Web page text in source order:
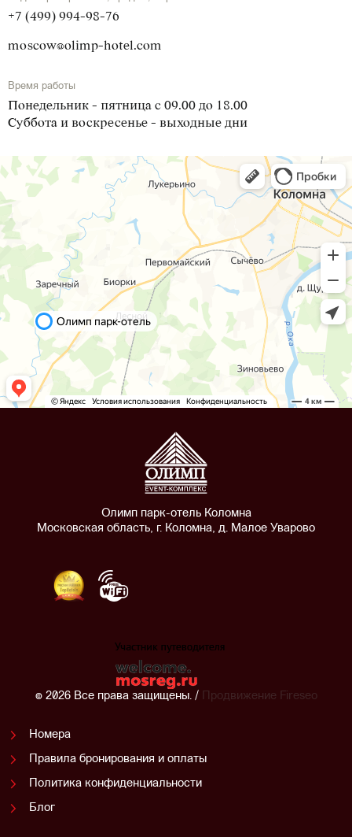
+7 (499) 994-98-76
moscow@olimp-hotel.com
Время работы
Понедельник - пятница с 09.00 до 18.00
Суббота и воскресенье - выходные дни
Олимп парк-отель Коломна
Московская область, г. Коломна, д. Малое Уварово
© 2026 Все права защищены. / Продвижение Fireseo
Номера
Правила бронирования и оплаты
Политика конфиденциальности
Блог